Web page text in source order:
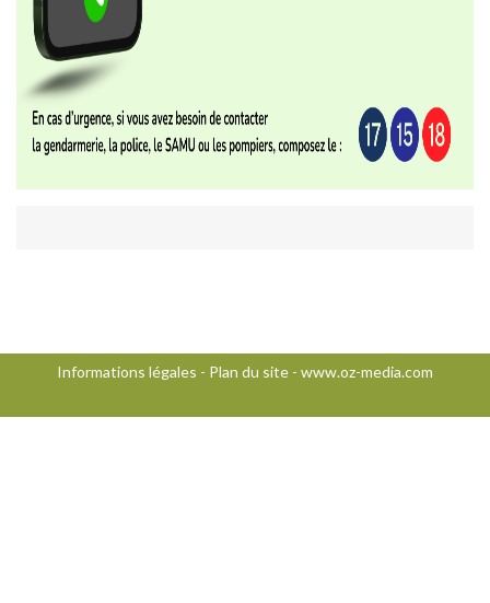
Informations légales - Plan du site - www.oz-media.com